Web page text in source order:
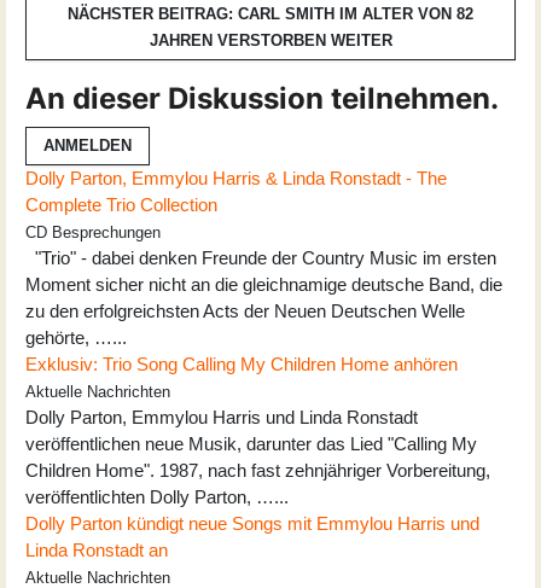
NÄCHSTER BEITRAG: CARL SMITH IM ALTER VON 82
JAHREN VERSTORBEN WEITER
An dieser Diskussion teilnehmen.
ANMELDEN
Dolly Parton, Emmylou Harris & Linda Ronstadt - The
Complete Trio Collection
CD Besprechungen
"Trio" - dabei denken Freunde der Country Music im ersten
Moment sicher nicht an die gleichnamige deutsche Band, die
zu den erfolgreichsten Acts der Neuen Deutschen Welle
gehörte, …...
Exklusiv: Trio Song Calling My Children Home anhören
Aktuelle Nachrichten
Dolly Parton, Emmylou Harris und Linda Ronstadt
veröffentlichen neue Musik, darunter das Lied "Calling My
Children Home". 1987, nach fast zehnjähriger Vorbereitung,
veröffentlichten Dolly Parton, …...
Dolly Parton kündigt neue Songs mit Emmylou Harris und
Linda Ronstadt an
Aktuelle Nachrichten